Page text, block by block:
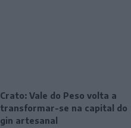
Crato: Vale do Peso volta a
transformar-se na capital do
gin artesanal